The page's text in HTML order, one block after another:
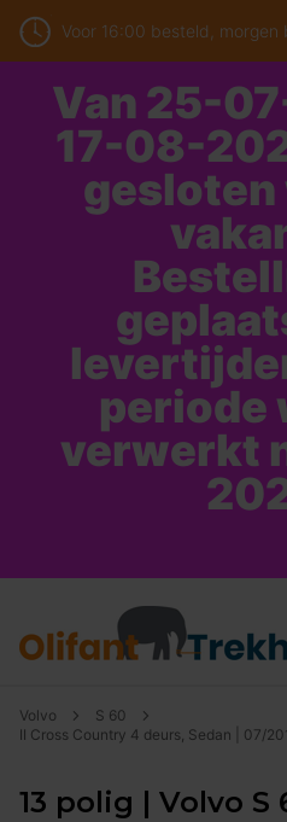
Voor 16:00 besteld,
Van 25-
17-08-
gesloten
periode
verwerkt
Volvo
S 60
II Cross Country 4 deurs, Sedan | 07/
13 polig | Volvo S